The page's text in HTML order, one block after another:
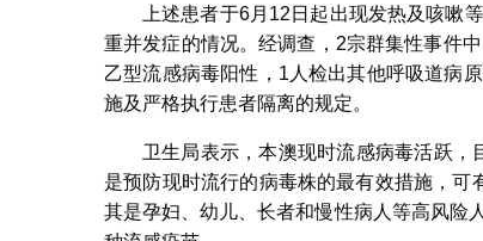
上述患者于6月12日起出现发热及咳嗽
重并发症的情况。经调查，2宗群集性事件
乙型流感病毒阳性，1人检出其他呼吸道病
施及严格执行患者隔离的规定。
卫生局表示，本澳现时流感病毒活跃，
是预防现时流行的病毒株的最有效措施，
其是孕妇、幼儿、长者和慢性病人等高风险